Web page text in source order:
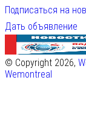
Подписаться на
Дать объявление
© Copyright 2026,
Wemontreal